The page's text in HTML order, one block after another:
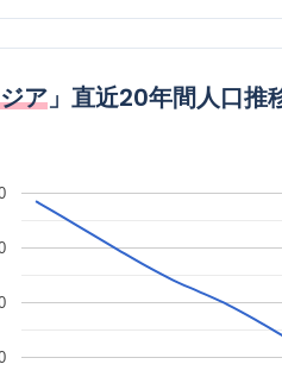
ア」直近20年間人口推